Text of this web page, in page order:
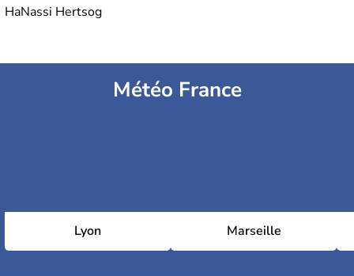
HaNassi Hertsog
Météo France
Lyon Marseille